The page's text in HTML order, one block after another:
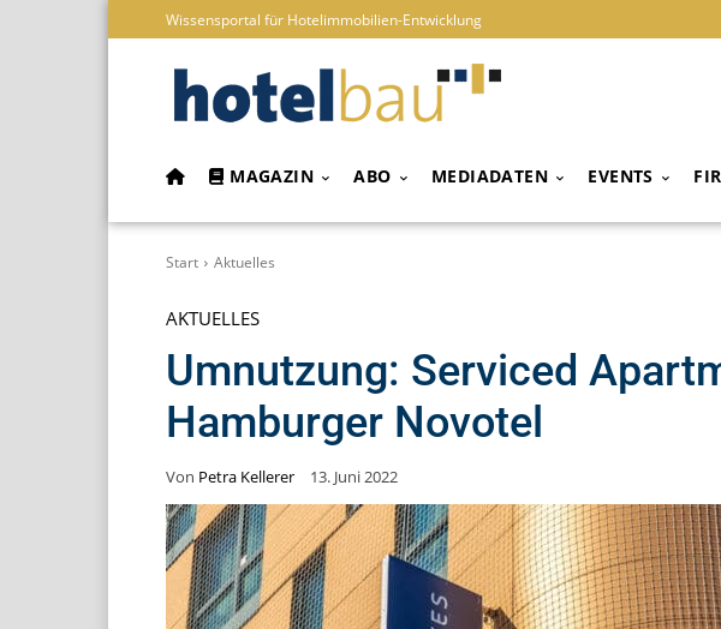
Wissensportal für Hotelimmobilien-Entwicklung
MAGAZIN ABO MEDIADATEN EVENTS
Start Aktuelles
AKTUELLES
Umnutzung: Serviced
Hamburger Novotel
Von Petra Kellerer 13. Juni 2022